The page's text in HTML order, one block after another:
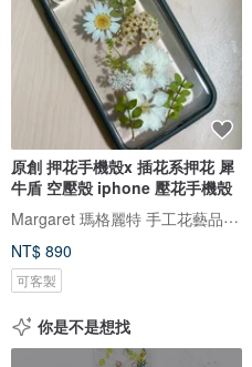
原創 押花手機殼x 插花系押花 犀
牛盾 空壓殼 iphone 壓花手機殼
Margaret 瑪格麗特 手工花藝品 ｜押花｜手機殼｜酒精瓶｜婚禮小物
NT$ 890
可客製
你是不是想找